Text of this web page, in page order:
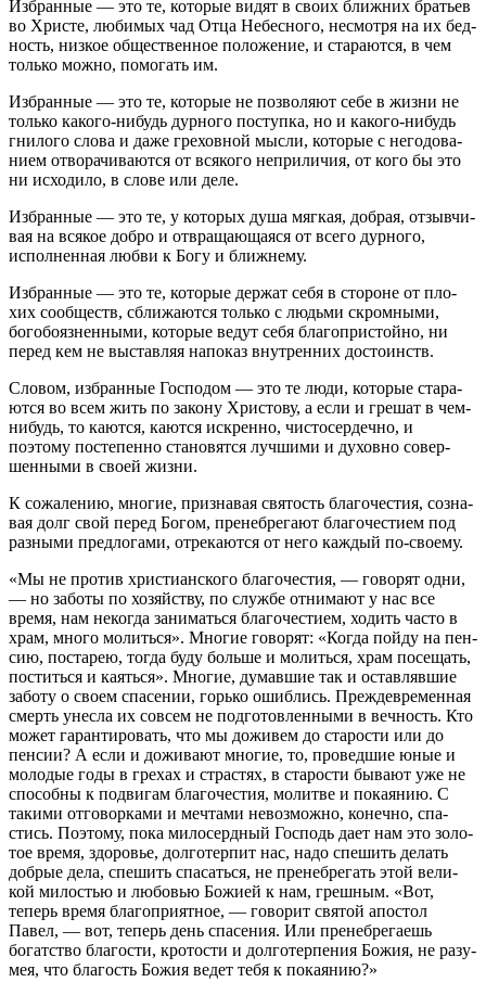
Избран­ные — это те, кото­рые видят в своих ближ­них бра­тьев
во Хри­сте, люби­мых чад Отца Небес­ного, несмотря на их бед­
ность, низ­кое обще­ствен­ное поло­же­ние, и ста­ра­ются, в чем
только можно, помо­гать им.
Избран­ные — это те, кото­рые не поз­во­ляют себе в жизни не
только какого-нибудь дур­ного поступка, но и какого-нибудь
гни­лого слова и даже гре­хов­ной мысли, кото­рые с него­до­ва­
нием отво­ра­чи­ва­ются от вся­кого непри­ли­чия, от кого бы это
ни исхо­дило, в слове или деле.
Избран­ные — это те, у кото­рых душа мяг­кая, доб­рая, отзыв­чи­
вая на вся­кое добро и отвра­ща­ю­ща­яся от всего дур­ного,
испол­нен­ная любви к Богу и ближнему.
Избран­ные — это те, кото­рые дер­жат себя в сто­роне от пло­
хих сооб­ществ, сбли­жа­ются только с людьми скром­ными,
бого­бо­яз­нен­ными, кото­рые ведут себя бла­го­при­стойно, ни
перед кем не выстав­ляя напо­каз внут­рен­них достоинств.
Сло­вом, избран­ные Гос­по­дом — это те люди, кото­рые ста­ра­
ются во всем жить по закону Хри­стову, а если и гре­шат в чем-
нибудь, то каются, каются искренно, чисто­сер­дечно, и
поэтому посте­пенно ста­но­вятся луч­шими и духовно совер­
шен­ными в своей жизни.
К сожа­ле­нию, мно­гие, при­зна­вая свя­тость бла­го­че­стия, созна­
вая долг свой перед Богом, пре­не­бре­гают бла­го­че­стием под
раз­ными пред­ло­гами, отре­ка­ются от него каж­дый по-своему.
«Мы не про­тив хри­сти­ан­ского бла­го­че­стия, — гово­рят одни,
— но заботы по хозяй­ству, по службе отни­мают у нас все
время, нам неко­гда зани­маться бла­го­че­стием, ходить часто в
храм, много молиться». Мно­гие гово­рят: «Когда пойду на пен­
сию, поста­рею, тогда буду больше и молиться, храм посе­щать,
поститься и каяться». Мно­гие, думав­шие так и остав­ляв­шие
заботу о своем спа­се­нии, горько ошиб­лись. Преж­де­вре­мен­ная
смерть унесла их совсем не под­го­тов­лен­ными в веч­ность. Кто
может гаран­ти­ро­вать, что мы дожи­вем до ста­ро­сти или до
пен­сии? А если и дожи­вают мно­гие, то, про­вед­шие юные и
моло­дые годы в гре­хах и стра­стях, в ста­ро­сти бывают уже не
спо­собны к подви­гам бла­го­че­стия, молитве и пока­я­нию. С
такими отго­вор­ками и меч­тами невоз­можно, конечно, спа­
стись. Поэтому, пока мило­серд­ный Гос­подь дает нам это золо­
тое время, здо­ро­вье, дол­го­тер­пит нас, надо спе­шить делать
доб­рые дела, спе­шить спа­саться, не пре­не­бре­гать этой вели­
кой мило­стью и любо­вью Божией к нам, греш­ным. «Вот,
теперь время бла­го­при­ят­ное, — гово­рит свя­той апо­стол
Павел, — вот, теперь день спа­се­ния. Или пре­не­бре­га­ешь
богат­ство бла­го­сти, кро­то­сти и дол­го­тер­пе­ния Божия, не разу­
мея, что бла­гость Божия ведет тебя к покаянию?»